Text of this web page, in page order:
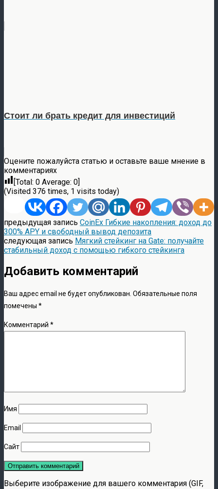
Стоит ли брать кредит для инвестиций
Оцените пожалуйста статью и оставьте ваше мнение в
комментариях
[Total: 0 Average: 0]
(Visited 376 times, 1 visits today)
предыдущая запись CoinEx Гибкие накопления: доход до
300% APY и свободный вывод депозита
следующая запись Мягкий стейкинг на Gate: получайте
стабильный доход с помощью гибкого стейкинга
Добавить комментарий
Ваш адрес email не будет опубликован. Обязательные поля
помечены *
Комментарий *
Имя
Email
Сайт
Выберите изображение для вашего комментария (GIF,